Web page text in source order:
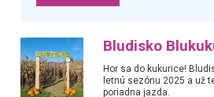
Bludisko
Hor sa do kukurice!
letnú sezónu 2025 a už
poriadna jazda.